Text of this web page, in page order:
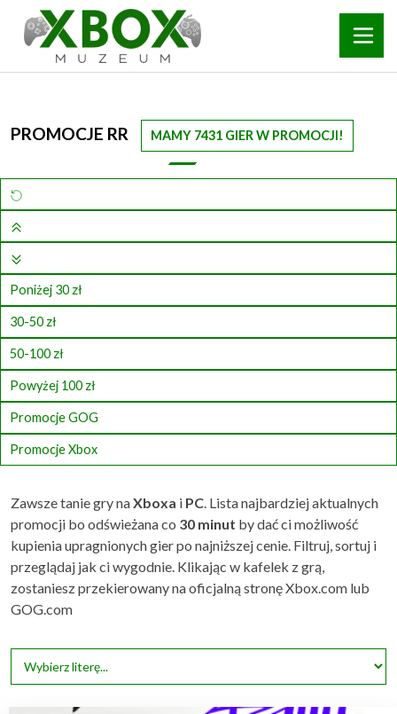
PROMOCJE RR MAMY 7431 GIER W PROMOCJI!
Poniżej 30 zł
30-50 zł
50-100 zł
Powyżej 100 zł
Promocje GOG
Promocje Xbox
Zawsze tanie gry naXboxa i PC . Lista najbardziej aktualnych
promocji bo odświeżana co 30 minut by dać ci możliwość
kupienia upragnionych gier po najniższej cenie. Filtruj, sortuj i
przeglądaj jak ci wygodnie. Klikając w kafelek z grą,
zostaniesz przekierowany na oficjalną stronę Xbox.com lub
GOG.com